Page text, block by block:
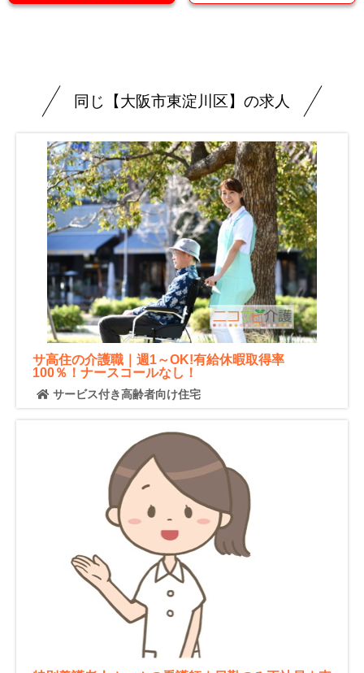
同じ【大阪市東淀川区】の求人
サ高住の介護職｜週1～OK!有給休暇取得率
100％！ナースコールなし！
サービス付き高齢者向け住宅